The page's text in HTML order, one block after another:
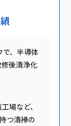
で、半導体
後清浄化
場など、
つ清掃の